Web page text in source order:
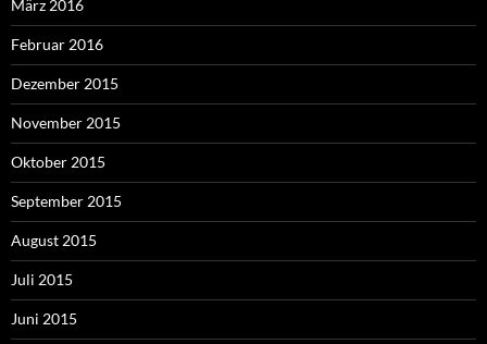
März 2016
Februar 2016
Dezember 2015
November 2015
Oktober 2015
September 2015
August 2015
Juli 2015
Juni 2015